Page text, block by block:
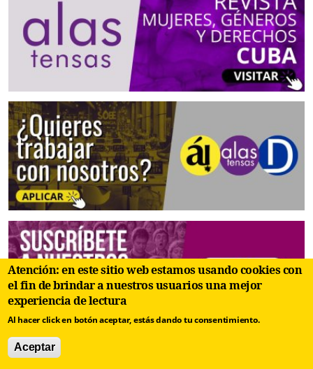
Atención: en este sitio web estamos usando cookies con
el fin de brindar a nuestros usuarios una mejor
experiencia de lectura
Al hacer click en botón aceptar, estás dando tu consentimiento.
Aceptar